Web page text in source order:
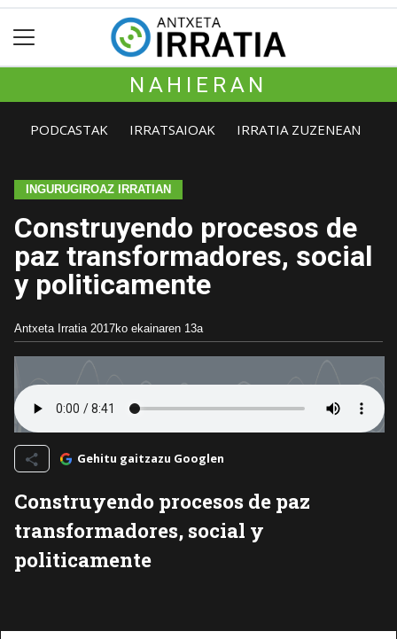
NAHIERAN
PODCASTAK IRRATSAIOAK IRRATIA ZUZENEAN
INGURUGIROAZ IRRATIAN
Construyendo procesos de
paz transformadores, social
y politicamente
Antxeta Irratia 2017ko ekainaren 13a
Gehitu gaitzazu Googlen
Construyendo procesos de paz
transformadores, social y
politicamente